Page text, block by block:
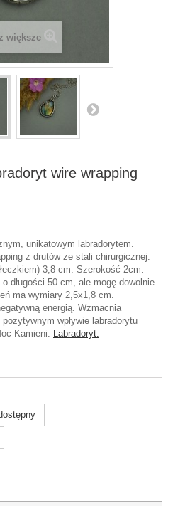
większe
wire wrapping
unikatowym labradorytem.
z drutów ze stali chirurgicznej.
3,8 cm. Szerokość 2cm.
długości 50 cm, ale mogę dowolnie
ma wymiary 2,5x1,8 cm.
energią. Wzmacnia
wpływie labradorytu
Kamieni: Labradoryt.